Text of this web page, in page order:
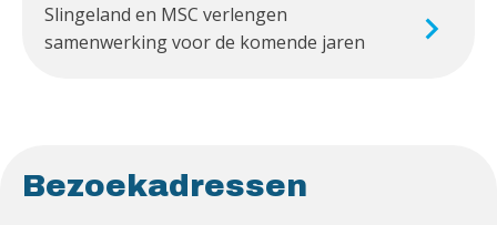
Slingeland en MSC verlengen
samenwerking voor de komende jaren
Bezoekadressen